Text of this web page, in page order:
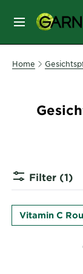
MENU
Home
Filter (1)
Vitamin C